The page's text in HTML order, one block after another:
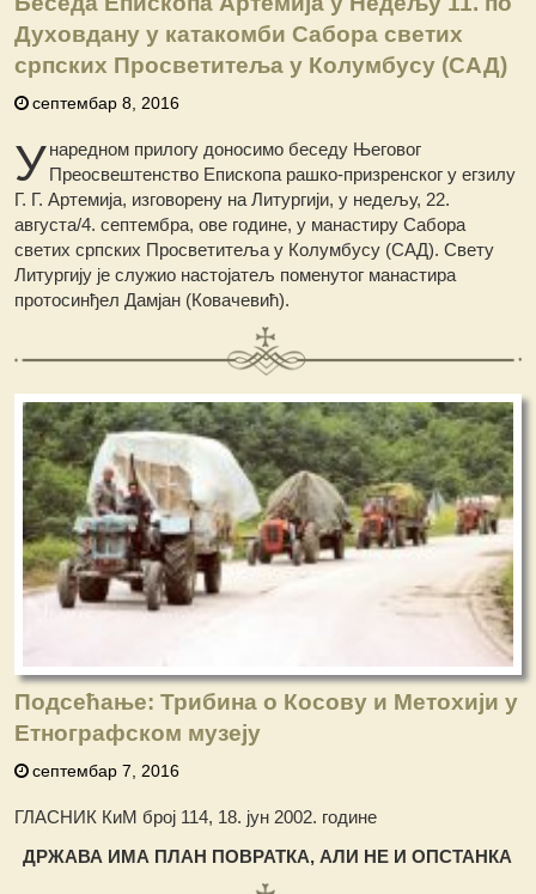
Духовдану у катакомби Сабора светих
српских Просветитеља у Колумбусу (САД)
септембар 8, 2016
Унаредном прилогу доносимо беседу Његовог
Преосвештенство Епископа рашко-призренског у егзилу
Г. Г. Артемија, изговорену на Литургији, у недељу, 22.
августа/4. септембра, ове године, у манастиру Сабора
светих српских Просветитеља у Колумбусу (САД). Свету
Литургију је служио настојатељ поменутог манастира
протосинђел Дамјан (Ковачевић).
Подсећање: Трибина о Косову и Метохији у
Етнографском музеју
септембар 7, 2016
ГЛАСНИК КиМ број 114, 18. јун 2002. године
ДРЖАВА ИМА ПЛАН ПОВРАТКА, АЛИ НЕ И ОПСТАНКА